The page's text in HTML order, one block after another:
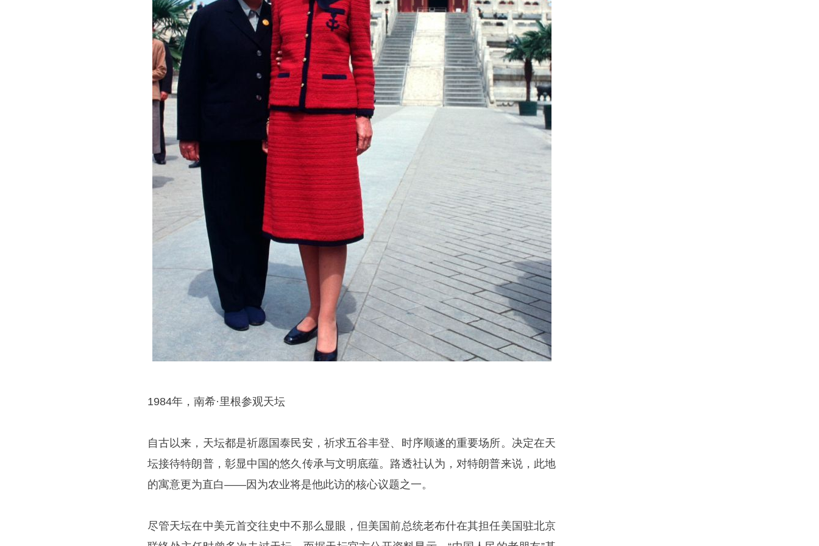
1984年，南希·里根参观天坛
自古以来，天坛都是祈愿国泰民安，祈求五谷丰登、时序顺遂的重要场所。决定在天
坛接待特朗普，彰显中国的悠久传承与文明底蕴。路透社认为，对特朗普来说，此地
的寓意更为直白——因为农业将是他此访的核心议题之一。
尽管天坛在中美元首交往史中不那么显眼，但美国前总统老布什在其担任美国驻北京